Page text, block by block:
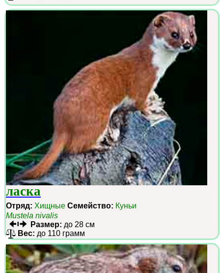
ласка
Отряд: Хищные Семейство: Куньи
Mustela nivalis
Размер: до 28 см
Вес: до 110 грамм